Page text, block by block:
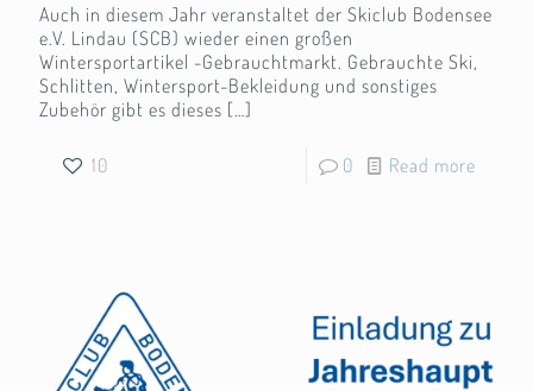
Auch in diesem Jahr veranstaltet der Skiclub Bodensee
e.V. Lindau (SCB) wieder einen großen
Wintersportartikel -Gebrauchtmarkt. Gebrauchte Ski,
Schlitten, Wintersport-Bekleidung und sonstiges
Zubehör gibt es dieses […]
10 0 Read more